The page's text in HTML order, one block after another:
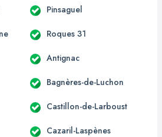
Pinsaguel
Roques 31
Antignac
Bagnères-de-Luchon
Castillon-de-Larboust
Cazaril-Laspènes